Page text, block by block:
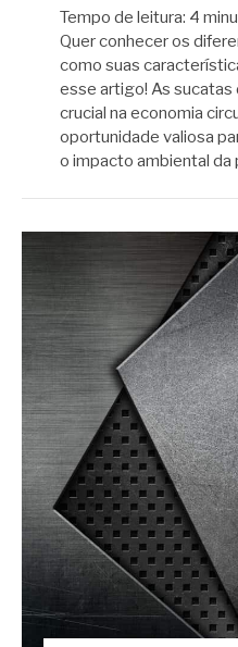
Tempo de leitura: 4
Quer conhecer os
como suas
esse artigo! As sucatas
crucial na economia
oportunidade valiosa
o impacto ambiental da